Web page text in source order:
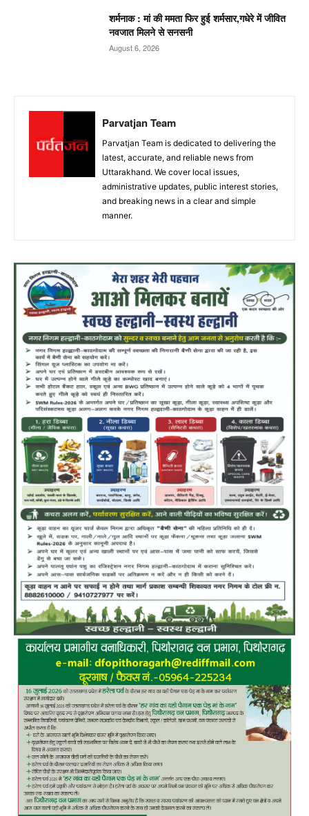
शर्मनाक : मां की ममता फिर हुई शर्मसार,गधेरे में जीवित
नवजात मिलने से सनसनी
August 6, 2026
Parvatjan Team
Parvatjan Team is dedicated to delivering the
latest, accurate, and reliable news from
Uttarakhand. We cover local issues,
administrative updates, public interest stories,
and breaking news in a clear and simple
manner.